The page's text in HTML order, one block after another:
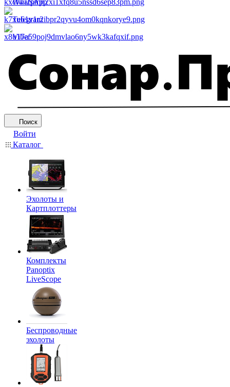
WhatsApp
Telegram
Viber
Поиск
Войти
Каталог
Эхолоты и
Картплоттеры
Комплекты
Panoptix
LiveScope
Беспроводные
эхолоты